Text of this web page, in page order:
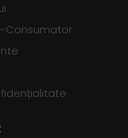
Consumator